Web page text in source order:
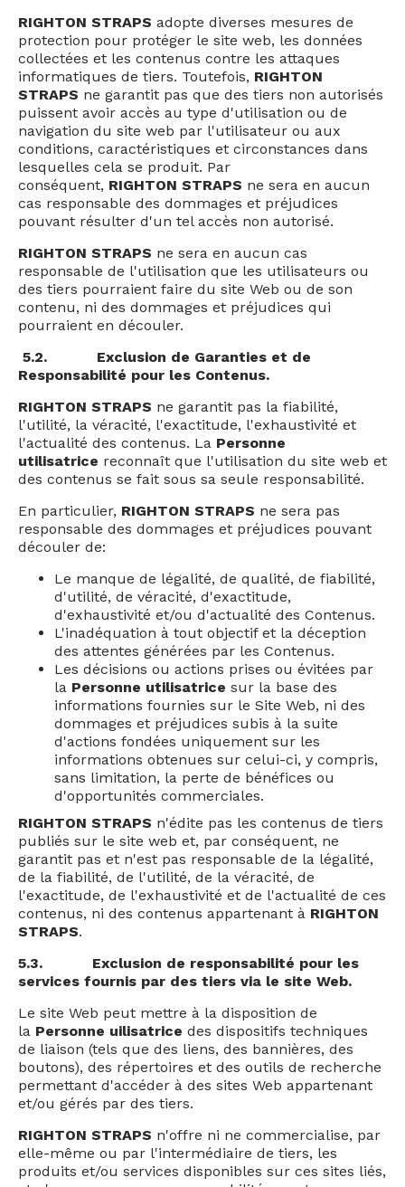
RIGHTON STRAPS adopte diverses mesures de
protection pour protéger le site web, les données
collectées et les contenus contre les attaques
informatiques de tiers. Toutefois, RIGHTON
STRAPS ne garantit pas que des tiers non autorisés
puissent avoir accès au type d'utilisation ou de
navigation du site web par l'utilisateur ou aux
conditions, caractéristiques et circonstances dans
lesquelles cela se produit. Par
conséquent, RIGHTON STRAPS ne sera en aucun
cas responsable des dommages et préjudices
pouvant résulter d'un tel accès non autorisé.
RIGHTON STRAPS ne sera en aucun cas
responsable de l'utilisation que les utilisateurs ou
des tiers pourraient faire du site Web ou de son
contenu, ni des dommages et préjudices qui
pourraient en découler.
5.2.
Exclusion de Garanties et de
Responsabilité pour les Contenus.
RIGHTON STRAPS ne garantit pas la fiabilité,
l'utilité, la véracité, l'exactitude, l'exhaustivité et
l'actualité des contenus. La Personne
utilisatrice reconnaît que l'utilisation du site web et
des contenus se fait sous sa seule responsabilité.
En particulier, RIGHTON STRAPS ne sera pas
responsable des dommages et préjudices pouvant
découler de:
Le manque de légalité, de qualité, de fiabilité,
d'utilité, de véracité, d'exactitude,
d'exhaustivité et/ou d'actualité des Contenus.
L'inadéquation à tout objectif et la déception
des attentes générées par les Contenus.
Les décisions ou actions prises ou évitées par
la Personne utilisatrice sur la base des
informations fournies sur le Site Web, ni des
dommages et préjudices subis à la suite
d'actions fondées uniquement sur les
informations obtenues sur celui-ci, y compris,
sans limitation, la perte de bénéfices ou
d'opportunités commerciales.
RIGHTON STRAPS n'édite pas les contenus de tiers
publiés sur le site web et, par conséquent, ne
garantit pas et n'est pas responsable de la légalité,
de la fiabilité, de l'utilité, de la véracité, de
l'exactitude, de l'exhaustivité et de l'actualité de ces
contenus, ni des contenus appartenant à RIGHTON
STRAPS.
5.3.
Exclusion de responsabilité pour les
services fournis par des tiers via le site Web.
Le site Web peut mettre à la disposition de
la Personne uilisatrice des dispositifs techniques
de liaison (tels que des liens, des bannières, des
boutons), des répertoires et des outils de recherche
permettant d'accéder à des sites Web appartenant
et/ou gérés par des tiers.
RIGHTON STRAPS n'offre ni ne commercialise, par
elle-même ou par l'intermédiaire de tiers, les
produits et/ou services disponibles sur ces sites liés,